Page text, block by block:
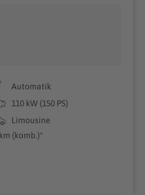
Automatik
110 kW (150 PS)
Limousine
(komb.)*